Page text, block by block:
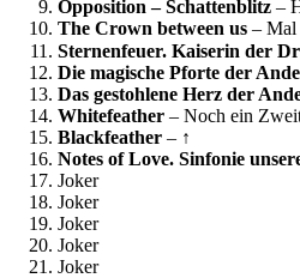
Opposition – Schattenblitz –
The Crown between us – Mal
Sternenfeuer. Kaiserin der
Die magische Pforte der
Das gestohlene Herz der
Whitefeather – Noch ein
Blackfeather – ↑
Notes of Love. Sinfonie
Joker
Joker
Joker
Joker
Joker